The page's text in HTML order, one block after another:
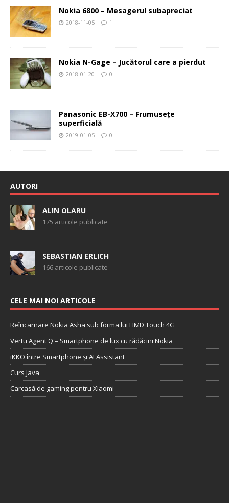
Nokia 6800 – Mesagerul subapreciat
2018-11-05 1
Nokia N-Gage – Jucătorul care a pierdut
2018-01-20 0
Panasonic EB-X700 – Frumuseţe
superficială
2019-01-05 0
AUTORI
ALIN OLARU
175 articole publicate
SEBASTIAN ERLICH
166 articole publicate
CELE MAI NOI ARTICOLE
Reîncarnare Nokia Asha sub forma lui HMD Touch 4G
Vertu Agent Q – Smartphone de lux cu rădăcini Nokia
iKKO între Smartphone și AI Assistant
Curs Java
Carcasă de gaming pentru Xiaomi